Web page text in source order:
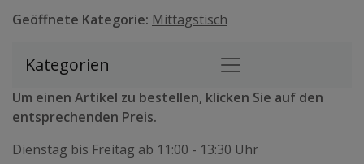
Geöffnete Kategorie: Mittagstisch
Kategorien
Um einen Artikel zu bestellen, klicken Sie auf den
entsprechenden Preis.
Dienstag bis Freitag ab 11:00 - 13:30 Uhr